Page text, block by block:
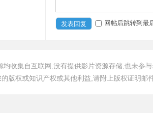
发表回复 回帖后跳转到最
均收集自互联网,没有提供影片资源存储,也未参
版权或知识产权或其他利益,请附上版权证明